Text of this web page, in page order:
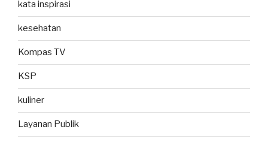
kata inspirasi
kesehatan
Kompas TV
KSP
kuliner
Layanan Publik